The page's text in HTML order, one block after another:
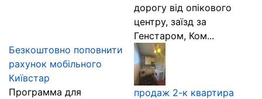
дорогу від опікового
центру, заїзд за
Генстаром, Ком...
Безкоштовно поповнити
рахунок мобільного
Київстар
Программа для
продаж 2-к квартира